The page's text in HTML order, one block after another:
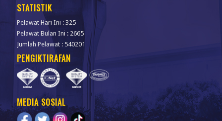
STATISTIK
Pelawat Hari Ini : 325
Pelawat Bulan Ini : 2665
Jumlah Pelawat : 540201
PENGIKTIRAFAN
MEDIA SOSIAL